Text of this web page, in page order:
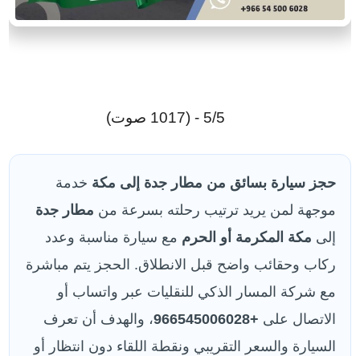
5/5 - (1017 صوت)
حجز سيارة بسائق من مطار جدة إلى مكة خدمة
موجهة لمن يريد ترتيب رحلته بسرعة من مطار جدة
إلى مكة المكرمة أو الحرم مع سيارة مناسبة وعدد
ركاب وحقائب واضح قبل الانطلاق. الحجز يتم مباشرة
مع شركة المسار الذكي للنقليات عبر واتساب أو
الاتصال على +966545006028
، والهدف أن تعرف
السيارة والسعر التقريبي ونقطة اللقاء دون انتظار أو